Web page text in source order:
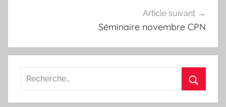
Article suivant
Séminaire novembre CPN
Recherche
: